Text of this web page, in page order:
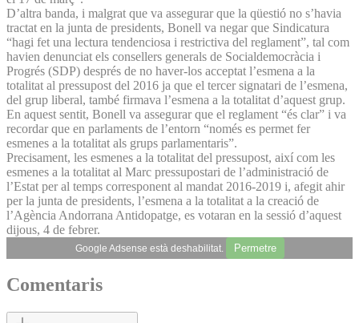
D’altra banda, i malgrat que va assegurar que la qüestió no s’havia
tractat en la junta de presidents, Bonell va negar que Sindicatura
“hagi fet una lectura tendenciosa i restrictiva del reglament”, tal com
havien denunciat els consellers generals de Socialdemocràcia i
Progrés (SDP) després de no haver-los acceptat l’esmena a la
totalitat al pressupost del 2016 ja que el tercer signatari de l’esmena,
del grup liberal, també firmava l’esmena a la totalitat d’aquest grup.
En aquest sentit, Bonell va assegurar que el reglament “és clar” i va
recordar que en parlaments de l’entorn “només es permet fer
esmenes a la totalitat als grups parla­mentaris”.
Precisament, les esmenes a la totalitat del pressupost, així com les
esmenes a la totalitat al Marc pressupostari de l’administració de
l’Estat per al temps corresponent al mandat 2016-2019 i, afegit ahir
per la junta de presidents, l’esmena a la totalitat a la creació de
l’Agència Andorrana Antidopatge, es votaran en la sessió d’aquest
dijous, 4 de febrer.
Google Adsense està deshabilitat. Permetre
Comentaris